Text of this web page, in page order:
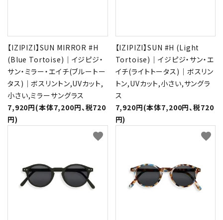
【IZIPIZI】SUN MIRROR #H
(Blue Tortoise)｜イジピジ・
サン・ミラー・エイチ(ブルートー
タス)｜ボスリントン,UVカット,
小さい,ミラーサングラス
7,920円(本体7,200円、税720
円)
【IZIPIZI】SUN #H (Light
Tortoise)｜イジピジ・サン・エ
イチ(ライトトータス)｜ボスリン
トン,UVカット,小さい,サングラ
ス
7,920円(本体7,200円、税720
円)
favorite favorite